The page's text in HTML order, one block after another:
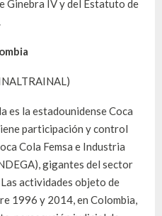
Ginebra IV y del Estatuto de
es la estadounidense Coca
participación y control
Cola Femsa e Industria
gigantes del sector
actividades objeto de
1996 y 2014, en Colombia,